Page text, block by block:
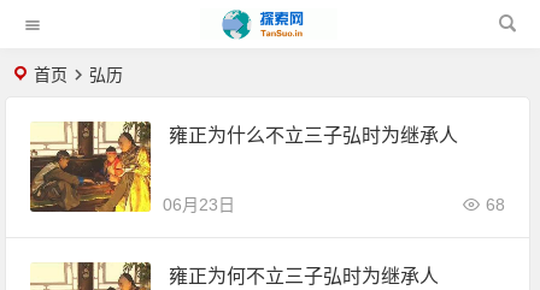
首页 弘历
雍正为什么不立三子弘时为继承人
06月23日 68
雍正为何不立三子弘时为继承人